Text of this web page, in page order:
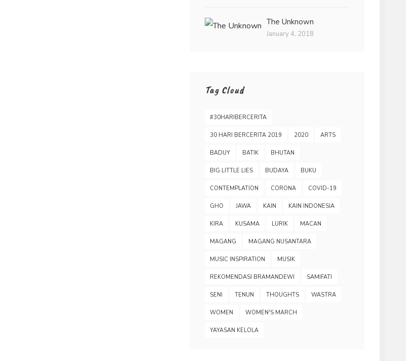
The Unknown
January 4, 2018
Tag Cloud
#30HARIBERCERITA
30 HARI BERCERITA 2019 2020 ARTS
BADUY BATIK BHUTAN
BIG LITTLE LIES BUDAYA BUKU
CONTEMPLATION CORONA COVID-19
GHO JAWA KAIN KAIN INDONESIA
KIRA KUSAMA LURIK MACAN
MAGANG MAGANG NUSANTARA
MUSIC INSPIRATION MUSIK
REKOMENDASI BRAMANDEWI SAMIFATI
SENI TENUN THOUGHTS WASTRA
WOMEN WOMEN'S MARCH
YAYASAN KELOLA